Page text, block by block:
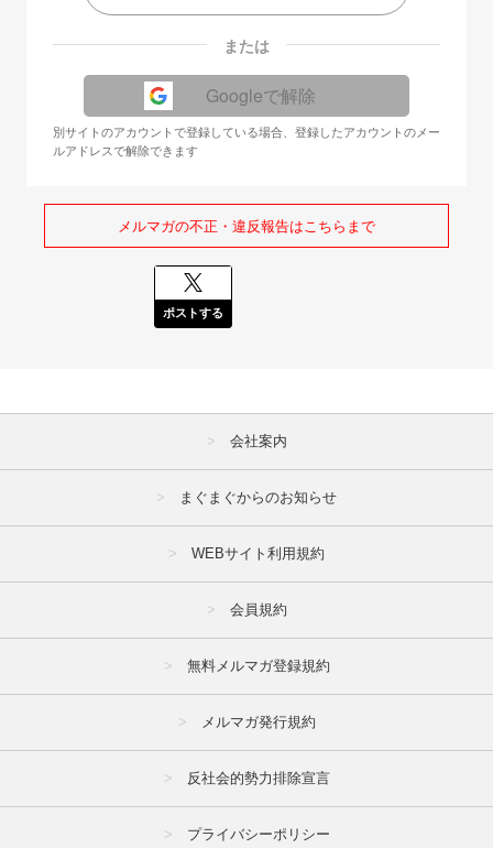
または
Googleで解除
別サイトのアカウントで登録している場合、登録したアカウントのメー
ルアドレスで解除できます
メルマガの不正・違反報告はこちらまで
ポストする
会社案内
まぐまぐからのお知らせ
WEBサイト利用規約
会員規約
無料メルマガ登録規約
メルマガ発行規約
反社会的勢力排除宣言
プライバシーポリシー